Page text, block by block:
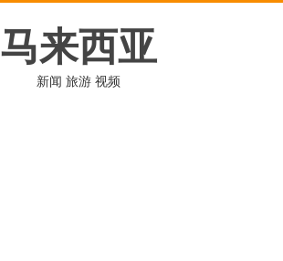
马来西亚
新闻 旅游 视频